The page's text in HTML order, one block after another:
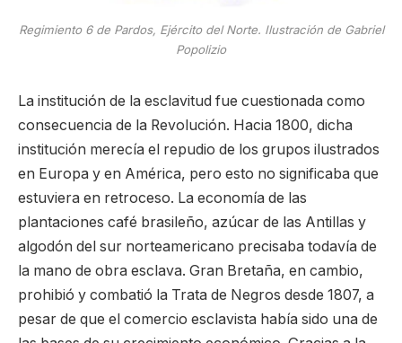
Regimiento 6 de Pardos, Ejército del Norte. Ilustración de Gabriel
Popolizio
La institución de la esclavitud fue cuestionada como
consecuencia de la Revolución. Hacia 1800, dicha
institución merecía el repudio de los grupos ilustrados
en Europa y en América, pero esto no significaba que
estuviera en retroceso. La economía de las
plantaciones café brasileño, azúcar de las Antillas y
algodón del sur norteamericano precisaba todavía de
la mano de obra esclava. Gran Bretaña, en cambio,
prohibió y combatió la Trata de Negros desde 1807, a
pesar de que el comercio esclavista había sido una de